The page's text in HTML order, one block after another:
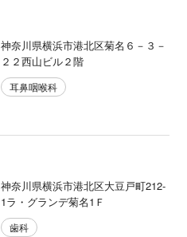
神奈川県横浜市港北区菊名６－３－
２２西山ビル２階
耳鼻咽喉科
神奈川県横浜市港北区大豆戸町212-
1ラ・グランデ菊名1Ｆ
歯科